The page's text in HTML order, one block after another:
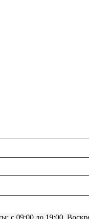
c 09:00 до 19:00.